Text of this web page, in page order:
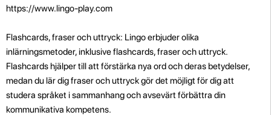
https://www.lingo-play.com
Flashcards, fraser och uttryck: Lingo erbjuder olika
inlärningsmetoder, inklusive flashcards, fraser och uttryck.
Flashcards hjälper till att förstärka nya ord och deras betydelser,
medan du lär dig fraser och uttryck gör det möjligt för dig att
studera språket i sammanhang och avsevärt förbättra din
kommunikativa kompetens.